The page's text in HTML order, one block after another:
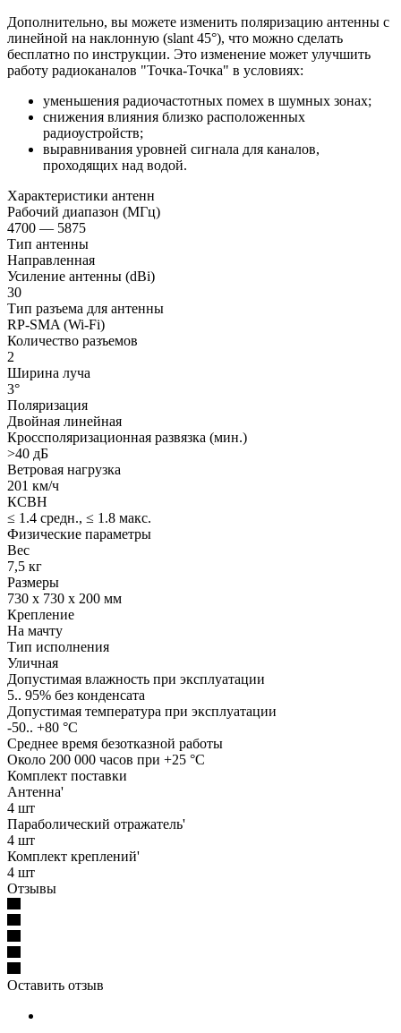
Дополнительно, вы можете изменить поляризацию антенны с
линейной на наклонную (slant 45°), что можно сделать
бесплатно по инструкции. Это изменение может улучшить
работу радиоканалов "Точка-Точка" в условиях:
уменьшения радиочастотных помех в шумных зонах;
снижения влияния близко расположенных
радиоустройств;
выравнивания уровней сигнала для каналов,
проходящих над водой.
Характеристики антенн
Рабочий диапазон (МГц)
4700 — 5875
Тип антенны
Направленная
Усиление антенны (dBi)
30
Тип разъема для антенны
RP-SMA (Wi-Fi)
Количество разъемов
2
Ширина луча
3°
Поляризация
Двойная линейная
Кроссполяризационная развязка (мин.)
>40 дБ
Ветровая нагрузка
201 км/ч
КСВН
≤ 1.4 средн., ≤ 1.8 макс.
Физические параметры
Вес
7,5 кг
Размеры
730 x 730 x 200 мм
Крепление
На мачту
Тип исполнения
Уличная
Допустимая влажность при эксплуатации
5.. 95% без конденсата
Допустимая температура при эксплуатации
-50.. +80 °C
Среднее время безотказной работы
Около 200 000 часов при +25 °C
Комплект поставки
Антенна'
4 шт
Параболический отражатель'
4 шт
Комплект креплений'
4 шт
Отзывы
Оставить отзыв